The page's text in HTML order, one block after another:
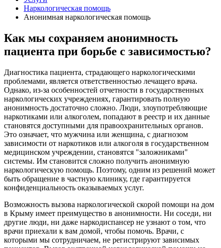
Наркологическая помощь
Анонимная наркологическая помощь
Как мы сохраняем анонимность
пациента при борьбе с зависимостью?
Диагностика пациента, страдающего наркологическими
проблемами, является ответственностью лечащего врача.
Однако, из-за особенностей отчетности в государственных
наркологических учреждениях, гарантировать полную
анонимность достаточно сложно. Люди, злоупотребляющие
наркотиками или алкоголем, попадают в реестр и их данные
становятся доступными для правоохранительных органов.
Это означает, что мужчина или женщина, с диагнозом
зависимости от наркотиков или алкоголя в государственном
медицинском учреждении, становятся "заложниками"
системы. Им становится сложно получить анонимную
наркологическую помощь. Поэтому, одним из решений может
быть обращение в частную клинику, где гарантируется
конфиденциальность оказываемых услуг.
Возможность вызова наркологической скорой помощи на дом
в Крыму имеет преимущество в анонимности. Ни соседи, ни
другие люди, ни даже наркодиспансер не узнают о том, что
врачи приехали к вам домой, чтобы помочь. Врачи, с
которыми мы сотрудничаем, не регистрируют зависимых